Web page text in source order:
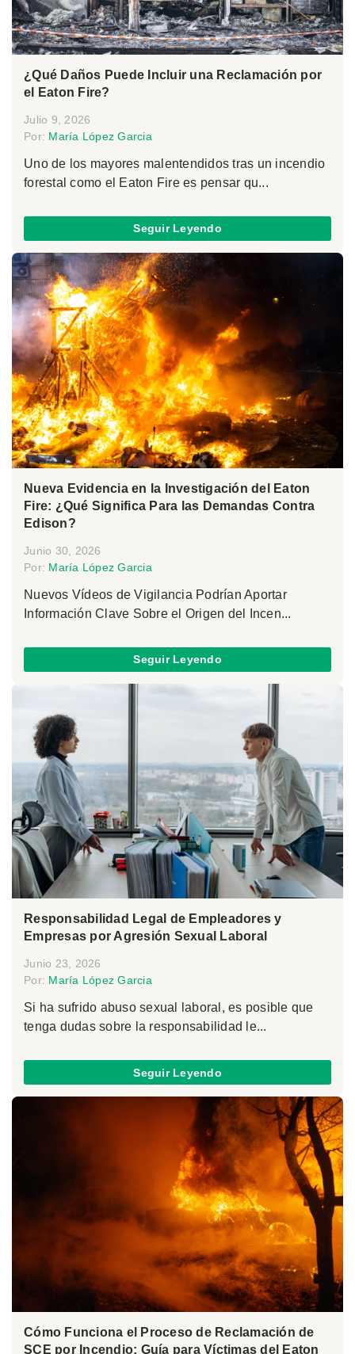
¿Qué Daños Puede Incluir una Reclamación por
el Eaton Fire?
Julio 9, 2026
Por: María López Garcia
Uno de los mayores malentendidos tras un incendio
forestal como el Eaton Fire es pensar qu...
Seguir Leyendo
Nueva Evidencia en la Investigación del Eaton
Fire: ¿Qué Significa Para las Demandas Contra
Edison?
Junio 30, 2026
Por: María López Garcia
Nuevos Vídeos de Vigilancia Podrían Aportar
Información Clave Sobre el Origen del Incen...
Seguir Leyendo
Responsabilidad Legal de Empleadores y
Empresas por Agresión Sexual Laboral
Junio 23, 2026
Por: María López Garcia
Si ha sufrido abuso sexual laboral, es posible que
tenga dudas sobre la responsabilidad le...
Seguir Leyendo
Cómo Funciona el Proceso de Reclamación de
SCE por Incendio: Guía para Víctimas del Eaton